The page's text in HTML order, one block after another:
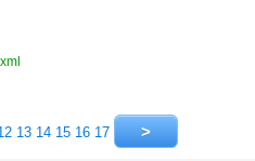
13 14 15 16 17